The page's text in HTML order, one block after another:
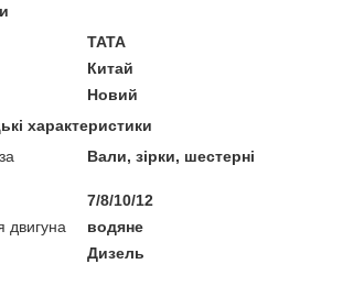
TATA
Китай
Новий
характеристики
Вали, зірки, шестерні
7/8/10/12
двигуна
водяне
Дизель